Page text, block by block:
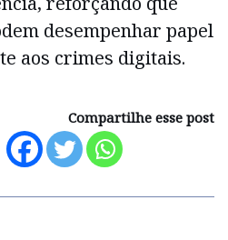
desempenhar papel
aos crimes digitais.
Compartilhe esse post